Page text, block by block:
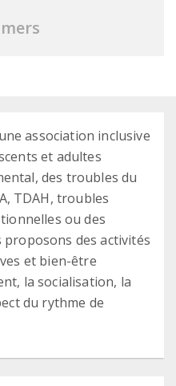
association inclusive
et adultes
des troubles du
TDAH, troubles
ou des
proposons des activités
et bien-être
la socialisation, la
du rythme de